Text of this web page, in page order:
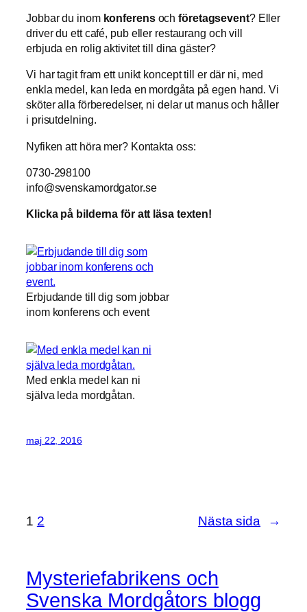
Jobbar du inom konferensochföretagsevent? Eller
driver du ett café, pub eller restaurang och vill
erbjuda en rolig aktivitet till dina gäster?
Vi har tagit fram ett unikt koncept till er där ni, med
enkla medel, kan leda en mordgåta på egen hand. Vi
sköter alla förberedelser, ni delar ut manus och håller
i prisutdelning.
Nyfiken att höra mer? Kontakta oss:
0730-298100
info@svenskamordgator.se
Klicka på bilderna för att läsa texten!
Erbjudande till dig som jobbar
inom konferens och event
Med enkla medel kan ni
själva leda mordgåtan.
maj 22, 2016
1 2 Nästa sida →
Mysteriefabrikens och
Svenska Mordgåtors blogg